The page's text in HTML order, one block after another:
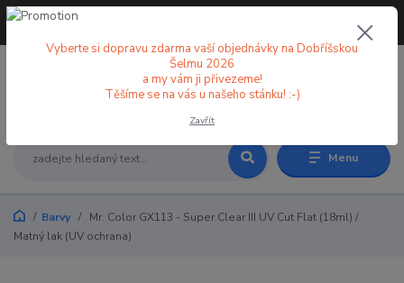
Menu
+420 773 998 582
Barvy
Mr. Color GX113 - Super Clear III UV Cut Flat (18ml) /
Matný lak (UV ochrana)
Vyberte si dopravu zdarma vaší objednávky na Dobříšskou
Šelmu 2026
a my vám ji přivezeme!
Těšíme se na vás u našeho stánku! :-)
Zavřít